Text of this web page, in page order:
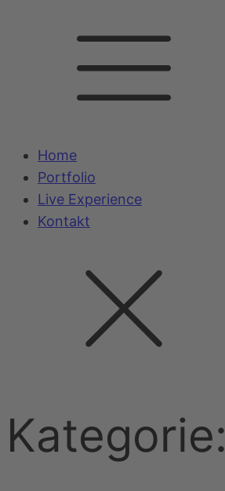
Home
Portfolio
Live Experience
Kontakt
Kategorie: